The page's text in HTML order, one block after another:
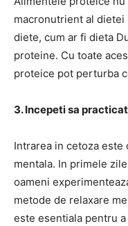
macronutrient al dietei
diete, cum ar fi dieta
proteine. Cu toate
proteice pot perturba
3. Incepeti sa
Intrarea in cetoza este
mentala. In primele
oameni
metode de relaxare
este esentiala pentru